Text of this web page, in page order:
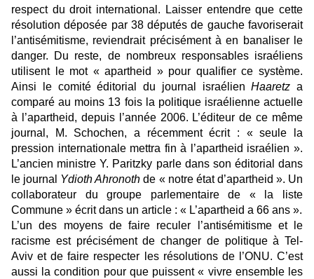
respect du droit international. Laisser entendre que cette
résolution déposée par 38 députés de gauche favoriserait
l’antisémitisme, reviendrait précisément à en banaliser le
danger. Du reste, de nombreux responsables israéliens
utilisent le mot « apartheid » pour qualifier ce système.
Ainsi le comité éditorial du journal israélienHaaretz a
comparé au moins 13 fois la politique israélienne actuelle
à l’apartheid, depuis l’année 2006. L’éditeur de ce même
journal, M. Schochen, a récemment écrit : « seule la
pression internationale mettra fin à l’apartheid israélien ».
L’ancien ministre Y. Paritzky parle dans son éditorial dans
le journal Ydioth Ahronoth de « notre état d’apartheid ». Un
collaborateur du groupe parlementaire de « la liste
Commune » écrit dans un article : « L’apartheid a 66 ans ».
L’un des moyens de faire reculer l’antisémitisme et le
racisme est précisément de changer de politique à Tel-
Aviv et de faire respecter les résolutions de l’ONU. C’est
aussi la condition pour que puissent « vivre ensemble les